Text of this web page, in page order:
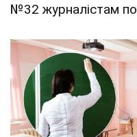
№32 журналістам